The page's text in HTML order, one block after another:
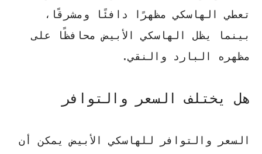
تعطي الهاسكي مظهرًا دافئًا ومشرقًا،
بينما يظل الهاسكي الأبيض محافظًا على
مظهره البارد والنقي.
هل يختلف السعر والتوافر
السعر والتوافر للهاسكي الأبيض يمكن أن